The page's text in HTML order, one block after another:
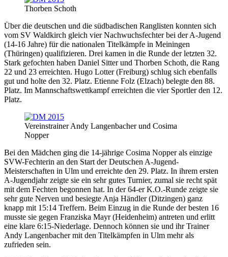
Thorben Schoth
Über die deutschen und die südbadischen Ranglisten konnten sich
vom SV Waldkirch gleich vier Nachwuchsfechter bei der A-Jugend
(14-16 Jahre) für die nationalen Titelkämpfe in Meiningen
(Thüringen) qualifizieren. Drei kamen in die Runde der letzten 32.
Stark gefochten haben Daniel Sitter und Thorben Schoth, die Rang
22 und 23 erreichten. Hugo Lotter (Freiburg) schlug sich ebenfalls
gut und holte den 32. Platz. Etienne Folz (Elzach) belegte den 88.
Platz. Im Mannschaftswettkampf erreichten die vier Sportler den 12.
Platz.
Vereinstrainer Andy Langenbacher und Cosima
Nopper
Bei den Mädchen ging die 14-jährige Cosima Nopper als einzige
SVW-Fechterin an den Start der Deutschen A-Jugend-
Meisterschaften in Ulm und erreichte den 29. Platz. In ihrem ersten
A-Jugendjahr zeigte sie ein sehr gutes Turnier, zumal sie recht spät
mit dem Fechten begonnen hat. In der 64-er K.O.-Runde zeigte sie
sehr gute Nerven und besiegte Anja Händler (Ditzingen) ganz
knapp mit 15:14 Treffern. Beim Einzug in die Runde der besten 16
musste sie gegen Franziska Mayr (Heidenheim) antreten und erlitt
eine klare 6:15-Niederlage. Dennoch können sie und ihr Trainer
Andy Langenbacher mit den Titelkämpfen in Ulm mehr als
zufrieden sein.